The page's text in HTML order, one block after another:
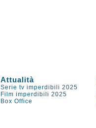
Attualità
Serie tv imperdibili 2025
Film imperdibili 2025
Box Office